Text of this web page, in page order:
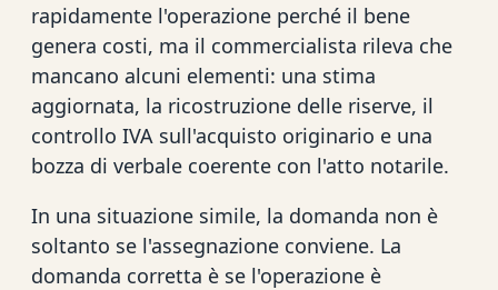
rapidamente l'operazione perché il bene
genera costi, ma il commercialista rileva che
mancano alcuni elementi: una stima
aggiornata, la ricostruzione delle riserve, il
controllo IVA sull'acquisto originario e una
bozza di verbale coerente con l'atto notarile.
In una situazione simile, la domanda non è
soltanto se l'assegnazione conviene. La
domanda corretta è se l'operazione è